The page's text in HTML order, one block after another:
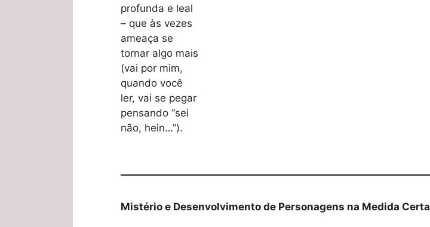
profunda e leal
– que às vezes
ameaça se
tornar algo mais
(vai por mim,
quando você
ler, vai se pegar
pensando “sei
não, hein…”).
Mistério e Desenvolvimento de Personagens na Medida Certa